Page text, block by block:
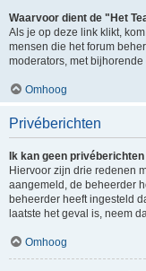
Waarvoor dient de "Het
Als je op deze link klikt,
mensen die het forum
moderators, met
Omhoog
Privéberichten
Ik kan geen
Hiervoor zijn drie redenen
aangemeld, de beheerder
beheerder heeft ingesteld
laatste het geval is, neem
Omhoog